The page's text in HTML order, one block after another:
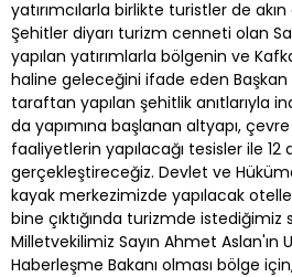
yatırımcılarla birlikte turistler de
Şehitler diyarı turizm cenneti olan
yapılan yatırımlarla bölgenin ve
haline geleceğini ifade eden Başkan
taraftan yapılan şehitlik anıtlarıyla
da yapımına başlanan altyapı,
faaliyetlerin yapılacağı tesisler ile
gerçekleştireceğiz. Devlet ve
kayak merkezimizde yapılacak
bine çıktığında turizmde istediğimiz
Milletvekilimiz Sayın Ahmet Aslan'ın
Haberleşme Bakanı olması bölge